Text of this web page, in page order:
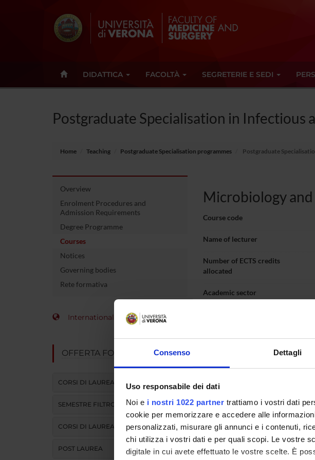
Consenso Dettagli
Uso responsabile dei dati
Noi e i nostri 1022 partner trattiamo i vostri dati
cookie per memorizzare e accedere alle
personalizzati, misurare gli annunci e i contenuti,
chi utilizza i vostri dati e per quali scopi. Le vostre
digitale in cui avete effettuato le vostre scelte. È
DIDATTICA FACOLTÀ SEGRETERIE E SEDI
Postgraduate Specialisation in Infectious
Home Teaching Postgraduate Specialisation programmes Postgraduate
Overview
Enrolment Procedures and
Admission Requirements
Degree Programme
Courses
Notices
Governing bodies
Rete formativa
International Students
OFFERTA FORMATIVA
CORSI DI LAUREA
SEMESTRE FILTRO
CORSI DI LAUREA MAGISTRALE
POST LAUREA
Microbiology
Course code
Name of lecturer
Number of ECTS credits
allocated
Academic sector
Learning outcomes
In-depth study of some
antibiotics, and infections that are